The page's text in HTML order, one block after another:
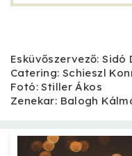
Esküvőszervező: Sidó
Catering: Schieszl
Fotó: Stiller Ákos
Zenekar: Balogh